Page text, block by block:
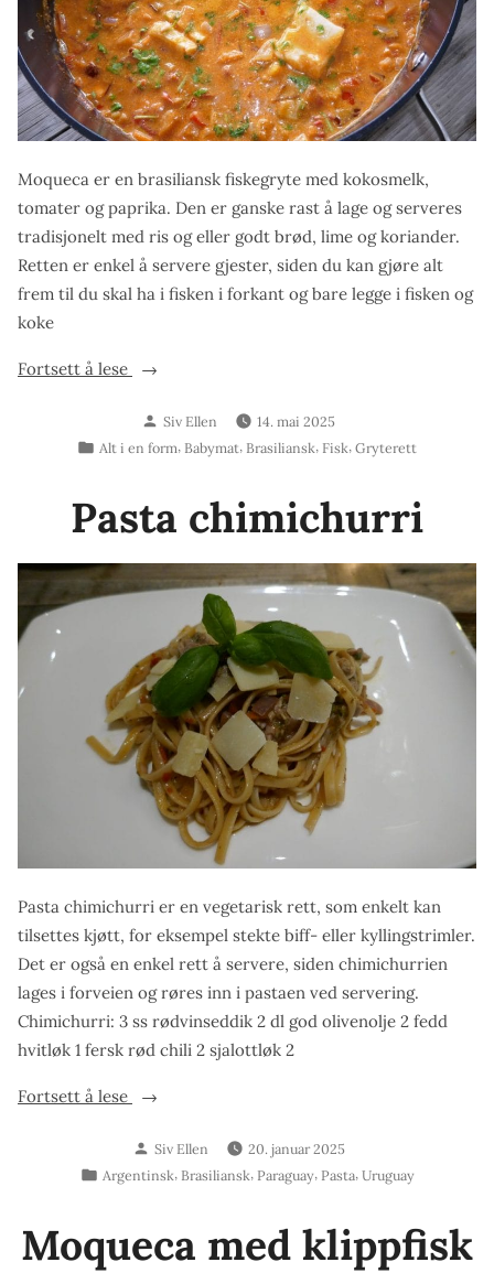
Moqueca er en brasiliansk fiskegryte med kokosmelk,
tomater og paprika. Den er ganske rast å lage og serveres
tradisjonelt med ris og eller godt brød, lime og koriander.
Retten er enkel å servere gjester, siden du kan gjøre alt
frem til du skal ha i fisken i forkant og bare legge i fisken og
koke
Fortsett å lese «Moqueca»
Skrevet
av
Siv Ellen
14. mai 2025
Publisert
Alt i en form, Babymat, Brasiliansk, Fisk, Gryterett
Pasta chimichurri
Pasta chimichurri er en vegetarisk rett, som enkelt kan
tilsettes kjøtt, for eksempel stekte biff- eller kyllingstrimler.
Det er også en enkel rett å servere, siden chimichurrien
lages i forveien og røres inn i pastaen ved servering.
Chimichurri: 3 ss rødvinseddik 2 dl god olivenolje 2 fedd
hvitløk 1 fersk rød chili 2 sjalottløk 2
Fortsett å lese
«Pasta
Skrevet
av
Siv Ellen
20. januar 2025
Publisert
Argentinsk, Brasiliansk, Paraguay, Pasta, Uruguay
Moqueca med klippfisk